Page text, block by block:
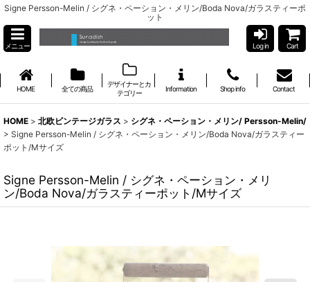
Signe Persson-Melin / シグネ・ペーション・メリン/Boda Nova/ガラスティーポ
ット
メニュー Log in Cart
HOME 全ての商品
デザイナーとカ
テゴリー
Information Shop info Contact
HOME > 北欧ビンテージガラス > シグネ・ペーション・メリン/ Persson-Melin/
> Signe Persson-Melin / シグネ・ペーション・メリン/Boda Nova/ガラスティー
ポット/Mサイズ
Signe Persson-Melin / シグネ・ペーション・メリ
ン/Boda Nova/ガラスティーポット/Mサイズ